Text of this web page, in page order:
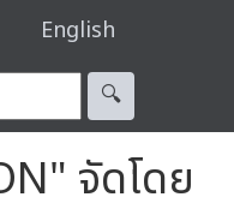
English
🔍︎
จัดโดย